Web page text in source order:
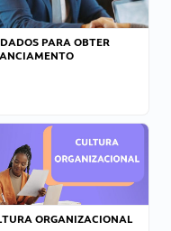
PARA OBTER
ORGANIZACIONAL